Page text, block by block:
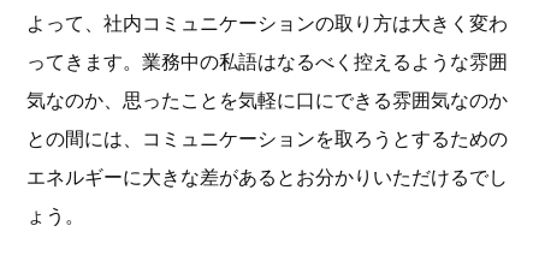
よって、社内コミュニケーションの取り方は大きく変わ
ってきます。業務中の私語はなるべく控えるような雰囲
気なのか、思ったことを気軽に口にできる雰囲気なのか
との間には、コミュニケーションを取ろうとするための
エネルギーに大きな差があるとお分かりいただけるでし
ょう。